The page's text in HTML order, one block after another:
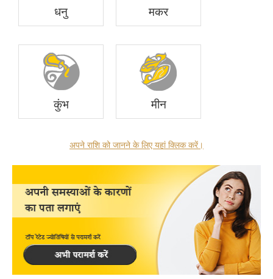
धनु मकर
कुंभ मीन
अपने राशि को जानने के लिए यहां क्लिक करें।